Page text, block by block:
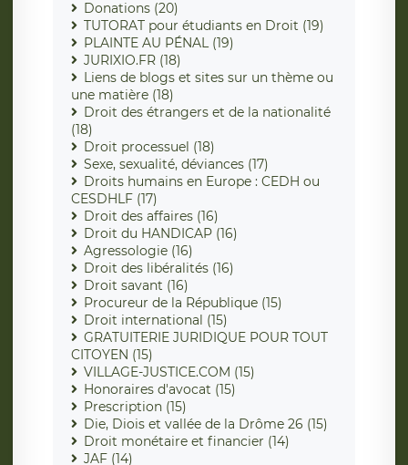
Donations (20)
TUTORAT pour étudiants en Droit (19)
PLAINTE AU PÉNAL (19)
JURIXIO.FR (18)
Liens de blogs et sites sur un thème ou
une matière (18)
Droit des étrangers et de la nationalité
(18)
Droit processuel (18)
Sexe, sexualité, déviances (17)
Droits humains en Europe : CEDH ou
CESDHLF (17)
Droit des affaires (16)
Droit du HANDICAP (16)
Agressologie (16)
Droit des libéralités (16)
Droit savant (16)
Procureur de la République (15)
Droit international (15)
GRATUITERIE JURIDIQUE POUR TOUT
CITOYEN (15)
VILLAGE-JUSTICE.COM (15)
Honoraires d'avocat (15)
Prescription (15)
Die, Diois et vallée de la Drôme 26 (15)
Droit monétaire et financier (14)
JAF (14)